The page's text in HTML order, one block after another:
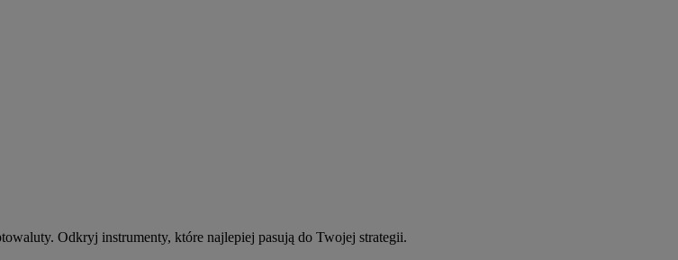
Odkryj instrumenty, które najlepiej pasują do Twojej strategii.